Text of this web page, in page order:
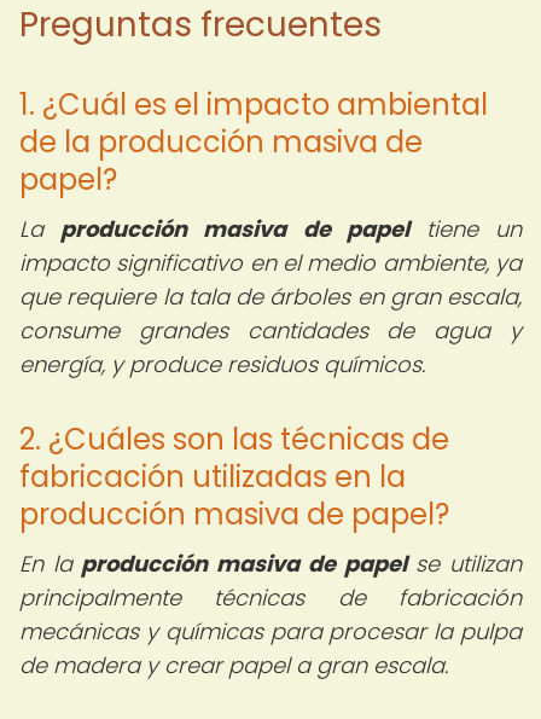
Preguntas frecuentes
1. ¿Cuál es el impacto ambiental
de la producción masiva de
papel?
La producción masiva de papeltiene un
impacto significativo en el medio ambiente, ya
que requiere la tala de árboles en gran escala,
consume grandes cantidades de agua y
energía, y produce residuos químicos.
2. ¿Cuáles son las técnicas de
fabricación utilizadas en la
producción masiva de papel?
En la producción masiva de papelse utilizan
principalmente técnicas de fabricación
mecánicas y químicas para procesar la pulpa
de madera y crear papel a gran escala.